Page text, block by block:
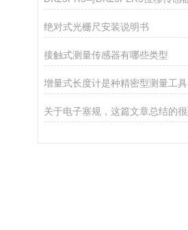
绝对式光栅尺安装说明书
接触式测量传感器有哪些类型
增量式长度计是种精密型测量工具